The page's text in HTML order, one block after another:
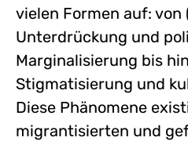
vielen Formen auf:
Unterdrückung und
Marginalisierung bis
Stigmatisierung und
Diese Phänomene
migrantisierten und